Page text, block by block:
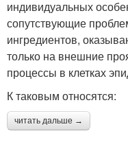
индивидуальных
сопутствующие
ингредиентов,
только на внешние
процессы в клетках
К таковым относятся:
читать дальше →